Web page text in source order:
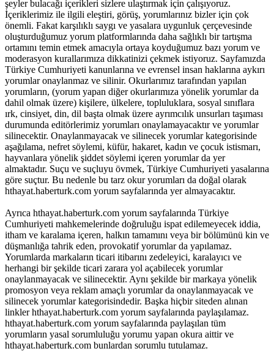
şeyler bulacağı içerikleri sizlere ulaştırmak için çalışıyoruz.
İçeriklerimiz ile ilgili eleştiri, görüş, yorumlarınız bizler için çok
önemli. Fakat karşılıklı saygı ve yasalara uygunluk çerçevesinde
oluşturduğumuz yorum platformlarında daha sağlıklı bir tartışma
ortamını temin etmek amacıyla ortaya koyduğumuz bazı yorum ve
moderasyon kurallarımıza dikkatinizi çekmek istiyoruz. Sayfamızda
Türkiye Cumhuriyeti kanunlarına ve evrensel insan haklarına aykırı
yorumlar onaylanmaz ve silinir. Okurlarımız tarafından yapılan
yorumların, (yorum yapan diğer okurlarımıza yönelik yorumlar da
dahil olmak üzere) kişilere, ülkelere, topluluklara, sosyal sınıflara
ırk, cinsiyet, din, dil başta olmak üzere ayrımcılık unsurları taşıması
durumunda editörlerimiz yorumları onaylamayacaktır ve yorumlar
silinecektir. Onaylanmayacak ve silinecek yorumlar kategorisinde
aşağılama, nefret söylemi, küfür, hakaret, kadın ve çocuk istismarı,
hayvanlara yönelik şiddet söylemi içeren yorumlar da yer
almaktadır. Suçu ve suçluyu övmek, Türkiye Cumhuriyeti yasalarına
göre suçtur. Bu nedenle bu tarz okur yorumları da doğal olarak
hthayat.haberturk.com yorum sayfalarında yer almayacaktır.
Ayrıca hthayat.haberturk.com yorum sayfalarında Türkiye
Cumhuriyeti mahkemelerinde doğruluğu ispat edilemeyecek iddia,
itham ve karalama içeren, halkın tamamını veya bir bölümünü kin ve
düşmanlığa tahrik eden, provokatif yorumlar da yapılamaz.
Yorumlarda markaların ticari itibarını zedeleyici, karalayıcı ve
herhangi bir şekilde ticari zarara yol açabilecek yorumlar
onaylanmayacak ve silinecektir. Aynı şekilde bir markaya yönelik
promosyon veya reklam amaçlı yorumlar da onaylanmayacak ve
silinecek yorumlar kategorisindedir. Başka hiçbir siteden alınan
linkler hthayat.haberturk.com yorum sayfalarında paylaşılamaz.
hthayat.haberturk.com yorum sayfalarında paylaşılan tüm
yorumların yasal sorumluluğu yorumu yapan okura aittir ve
hthayat.haberturk.com bunlardan sorumlu tutulamaz.